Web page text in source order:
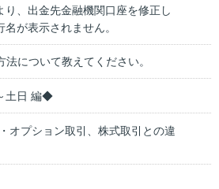
り、出金先金融機関口座を修正し
が表示されません。
について教えてください。
土日 編◆
オプション取引、株式取引との違